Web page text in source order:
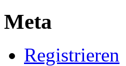
Meta
Registrieren